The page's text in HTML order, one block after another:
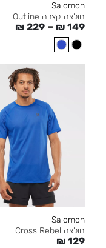
Salomon
חולצה קצרה Outline
₪ 149
–
₪ 229
Salomon
חולצה Cross Rebel
₪ 129